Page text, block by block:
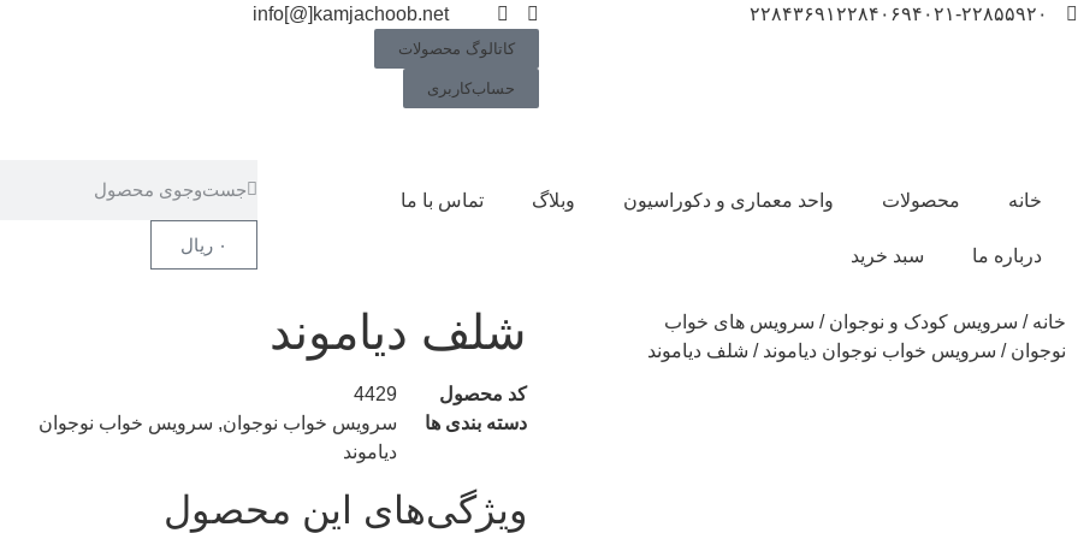
۰۲۱-۲۲۸۵۵۹۲۰ ۲۲۸۴۰۶۹۴۲۲۸۴۳۶۹۱ info[@]kamjachoob.net
کاتالوگ محصولات
حساب‌کاربری
خانه محصولات واحد معماری و دکوراسیون وبلاگ تماس با ما
درباره ما سبد خرید
۰ ریال
خانه / سرویس کودک و نوجوان / سرویس های خواب
نوجوان / سرویس خواب نوجوان دیاموند / شلف دیاموند شلف دیاموند
کد محصول
4429
دسته بندی ها
سرویس خواب نوجوان, سرویس خواب نوجوان
دیاموند
ویژگی‌های این محصول